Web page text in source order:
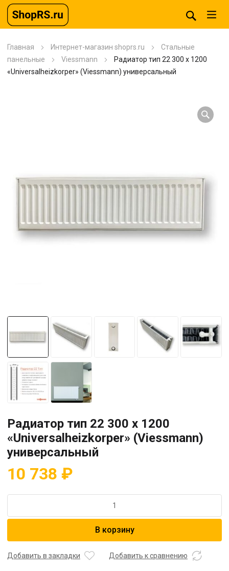
Главная Интернет-магазин shoprs.ru
Стальные
панельные
Viessmann
Радиатор тип 22 300 x 1200
«Universalheizkorper» (Viessmann) универсальный
Радиатор тип 22 300 x 1200
«Universalheizkorper» (Viessmann)
универсальный
10 738 ₽
Радиатор
22
300
В корзину
Добавить в закладки Добавить к сравнению